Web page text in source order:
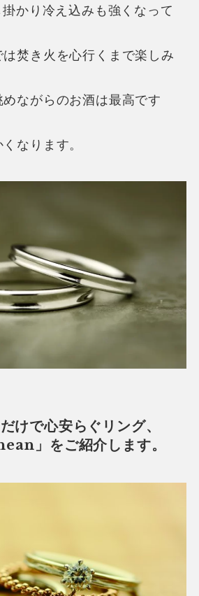
かり冷え込みも強くなって
焚き火を心行くまで楽しみ
ながらのお酒は最高です
なります。
けで心安らぐリング、
」をご紹介します。